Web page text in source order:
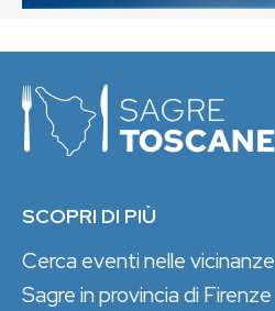
SCOPRI DI PIÙ
Cerca eventi nelle vicinanze
Sagre in provincia di Firenze